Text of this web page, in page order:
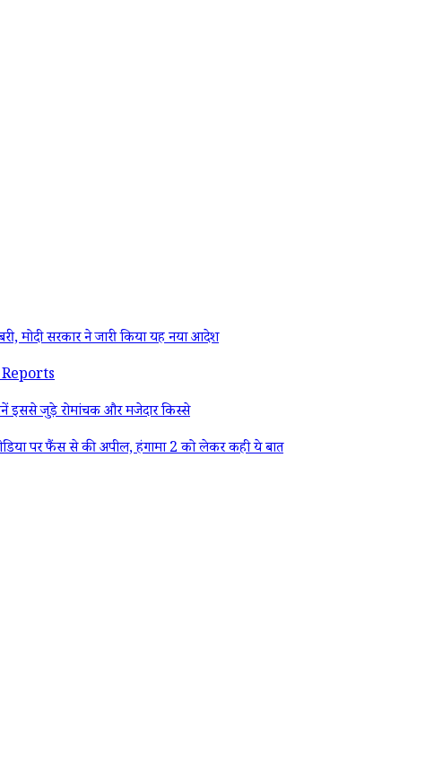
सरकार ने जारी किया यह नया आदेश
Reports
इससे जुड़े रोमांचक और मजेदार किस्से
पर फैंस से की अपील, हंगामा 2 को लेकर कही ये बात